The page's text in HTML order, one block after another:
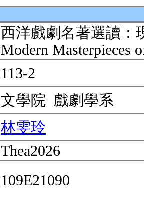
西洋戲劇名著選讀：
Modern Masterpieces
113-2
文學院 戲劇學系
林雯玲
Thea2026
109E21090